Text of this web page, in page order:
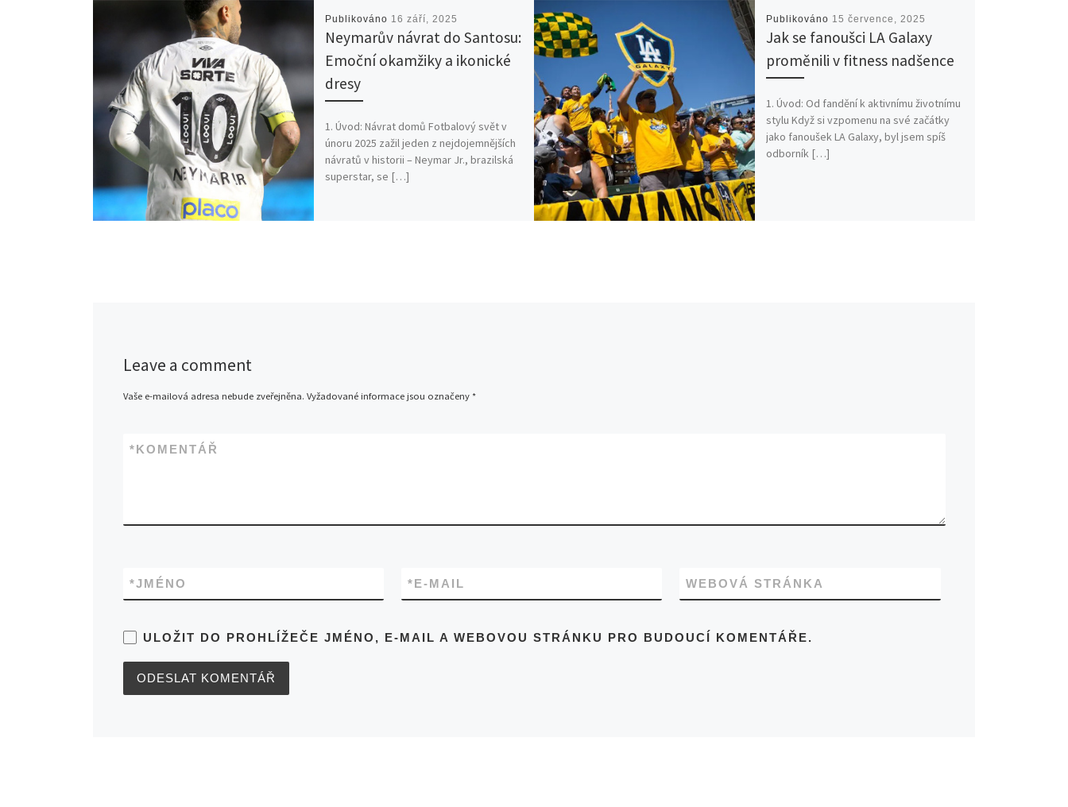
Publikováno 16 září, 2025
Neymarův návrat do Santosu:
Emoční okamžiky a ikonické
dresy
1. Úvod: Návrat domů Fotbalový svět v
únoru 2025 zažil jeden z nejdojemnějších
návratů v historii – Neymar Jr., brazilská
superstar, se […]
Publikováno 15 července, 2025
Jak se fanoušci LA Galaxy
proměnili v fitness nadšence
1. Úvod: Od fandění k aktivnímu životnímu
stylu Když si vzpomenu na své začátky
jako fanoušek LA Galaxy, byl jsem spíš
odborník […]
Leave a comment
Vaše e-mailová adresa nebude zveřejněna. Vyžadované informace jsou označeny *
KOMENTÁŘ
*
JMÉNO
* E-MAIL
* WEBOVÁ STRÁNKA
ULOŽIT DO PROHLÍŽEČE JMÉNO, E-MAIL A WEBOVOU STRÁNKU PRO BUDOUCÍ KOMENTÁŘE.